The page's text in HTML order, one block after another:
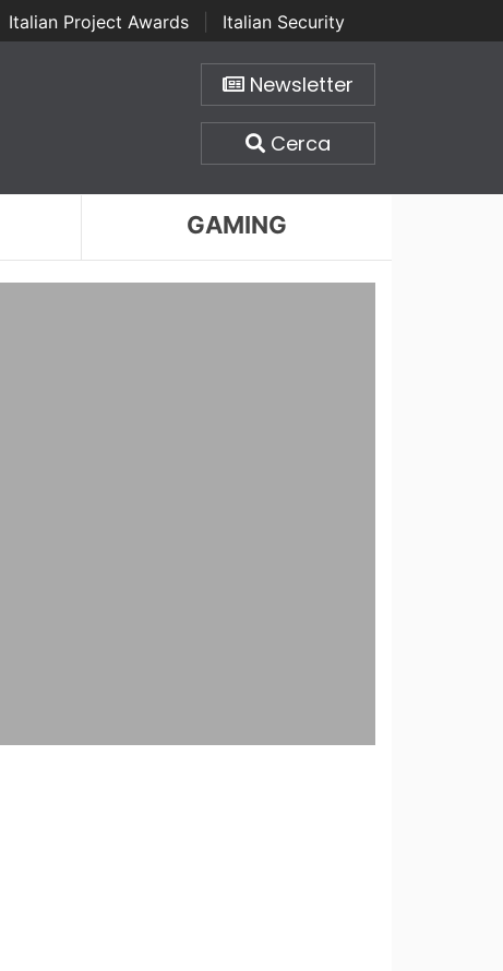
Italian Project Awards
Italian Security
Newsletter
Cerca
GAMING